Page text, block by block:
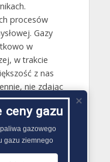
procesów
Gazy
w
w trakcie
z nas
nie zdając
techniczne
wiele różnych
ceny gazu
gazowego
gazu ziemnego